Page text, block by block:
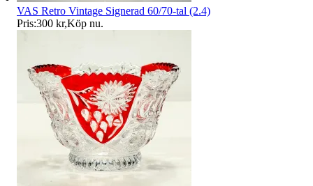
VAS Retro Vintage Signerad 60/70-tal (2.4)
Pris:300 kr,Köp nu.